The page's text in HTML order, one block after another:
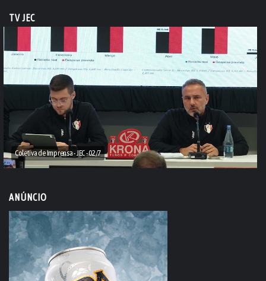
TV JEC
Coletiva de Imprensa - JEC - 02/7
ANÚNCIO